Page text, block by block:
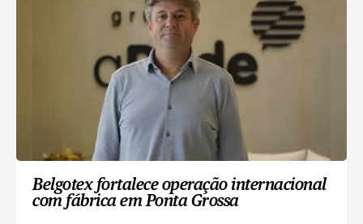
Belgotex fortalece operação internacional
com fábrica em Ponta Grossa